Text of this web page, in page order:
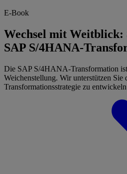
E-Book
Wechsel mit Weitblick:
SAP S/4HANA-
Die SAP S/4HANA-Transformation ist
Weichenstellung. Wir unterstützen Sie
Transformationsstrategie zu entwickeln